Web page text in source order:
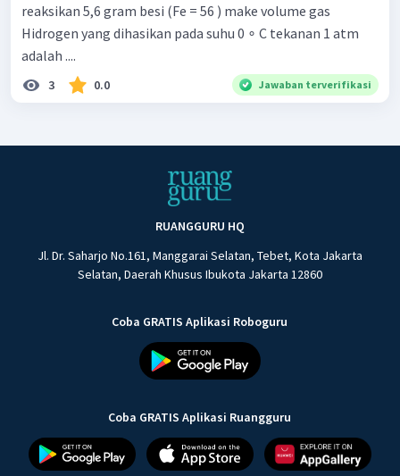
reaksikan 5,6 gram besi (Fe = 56 ) make volume gas
Hidrogen yang dihasikan pada suhu 0 ∘ C tekanan 1 atm
adalah ....
3 0.0 Jawaban terverifikasi
RUANGGURU HQ
Jl. Dr. Saharjo No.161, Manggarai Selatan, Tebet, Kota Jakarta
Selatan, Daerah Khusus Ibukota Jakarta 12860
Coba GRATIS Aplikasi Roboguru
Coba GRATIS Aplikasi Ruangguru